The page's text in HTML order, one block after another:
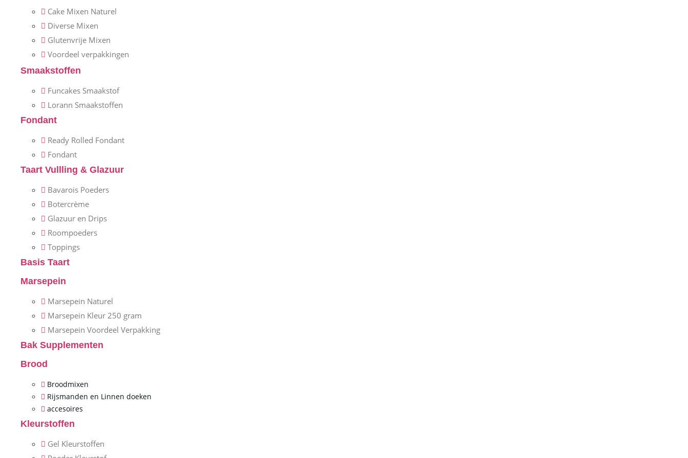
Cake Mixen Naturel
Diverse Mixen
Glutenvrije Mixen
Voordeel verpakkingen
Smaakstoffen
Funcakes Smaakstof
Lorann Smaakstoffen
Fondant
Ready Rolled Fondant
Fondant
Taart Vullling & Glazuur
Bavarois Poeders
Botercrème
Glazuur en Drips
Roompoeders
Toppings
Basis Taart
Marsepein
Marsepein Naturel
Marsepein Kleur 250 gram
Marsepein Voordeel Verpakking
Bak Supplementen
Brood
Broodmixen
Rijsmanden en Linnen doeken
accesoires
Kleurstoffen
Gel Kleurstoffen